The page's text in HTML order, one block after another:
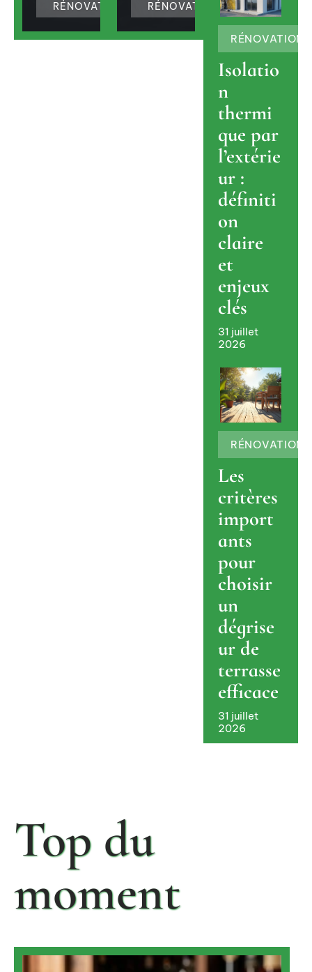
RÉNOVATION RÉNOVATION
RÉNOVATION
Isolatio
n
thermi
que par
l’extérie
ur :
définiti
on
claire
et
enjeux
clés
31 juillet
2026
RÉNOVATION
Les
critères
import
ants
pour
choisir
un
dégrise
ur de
terrasse
efficace
31 juillet
2026
Top du
moment